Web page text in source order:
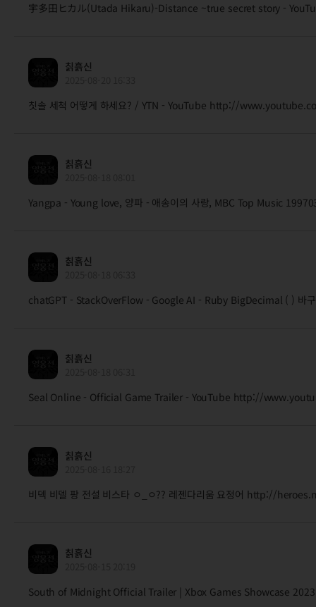
宇多田ヒカル(Utada Hikaru)-Distance ~true secret story -
칡흙신
칫솔 세척 어떻게 하세요? / YTN - YouTube http://
칡흙신
Yangpa - Young love, 양파 - 애송이의 사랑, MBC Top Music
칡흙신
chatGPT - StackOverFlow - Google AI - Ruby BigDecimal ( ) 바구
칡흙신
Seal Online - Official Game Trailer - YouTube http://
칡흙신
비덱 비델 팡 전설 비스타 ㅇ_ㅇ?? 레젠다리움 요정어 http://
칡흙신
South of Midnight Official Trailer | Xbox Games Showcase